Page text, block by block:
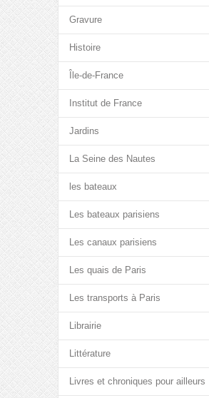
Gravure
Histoire
Île-de-France
Institut de France
Jardins
La Seine des Nautes
les bateaux
Les bateaux parisiens
Les canaux parisiens
Les quais de Paris
Les transports à Paris
Librairie
Littérature
Livres et chroniques pour ailleurs